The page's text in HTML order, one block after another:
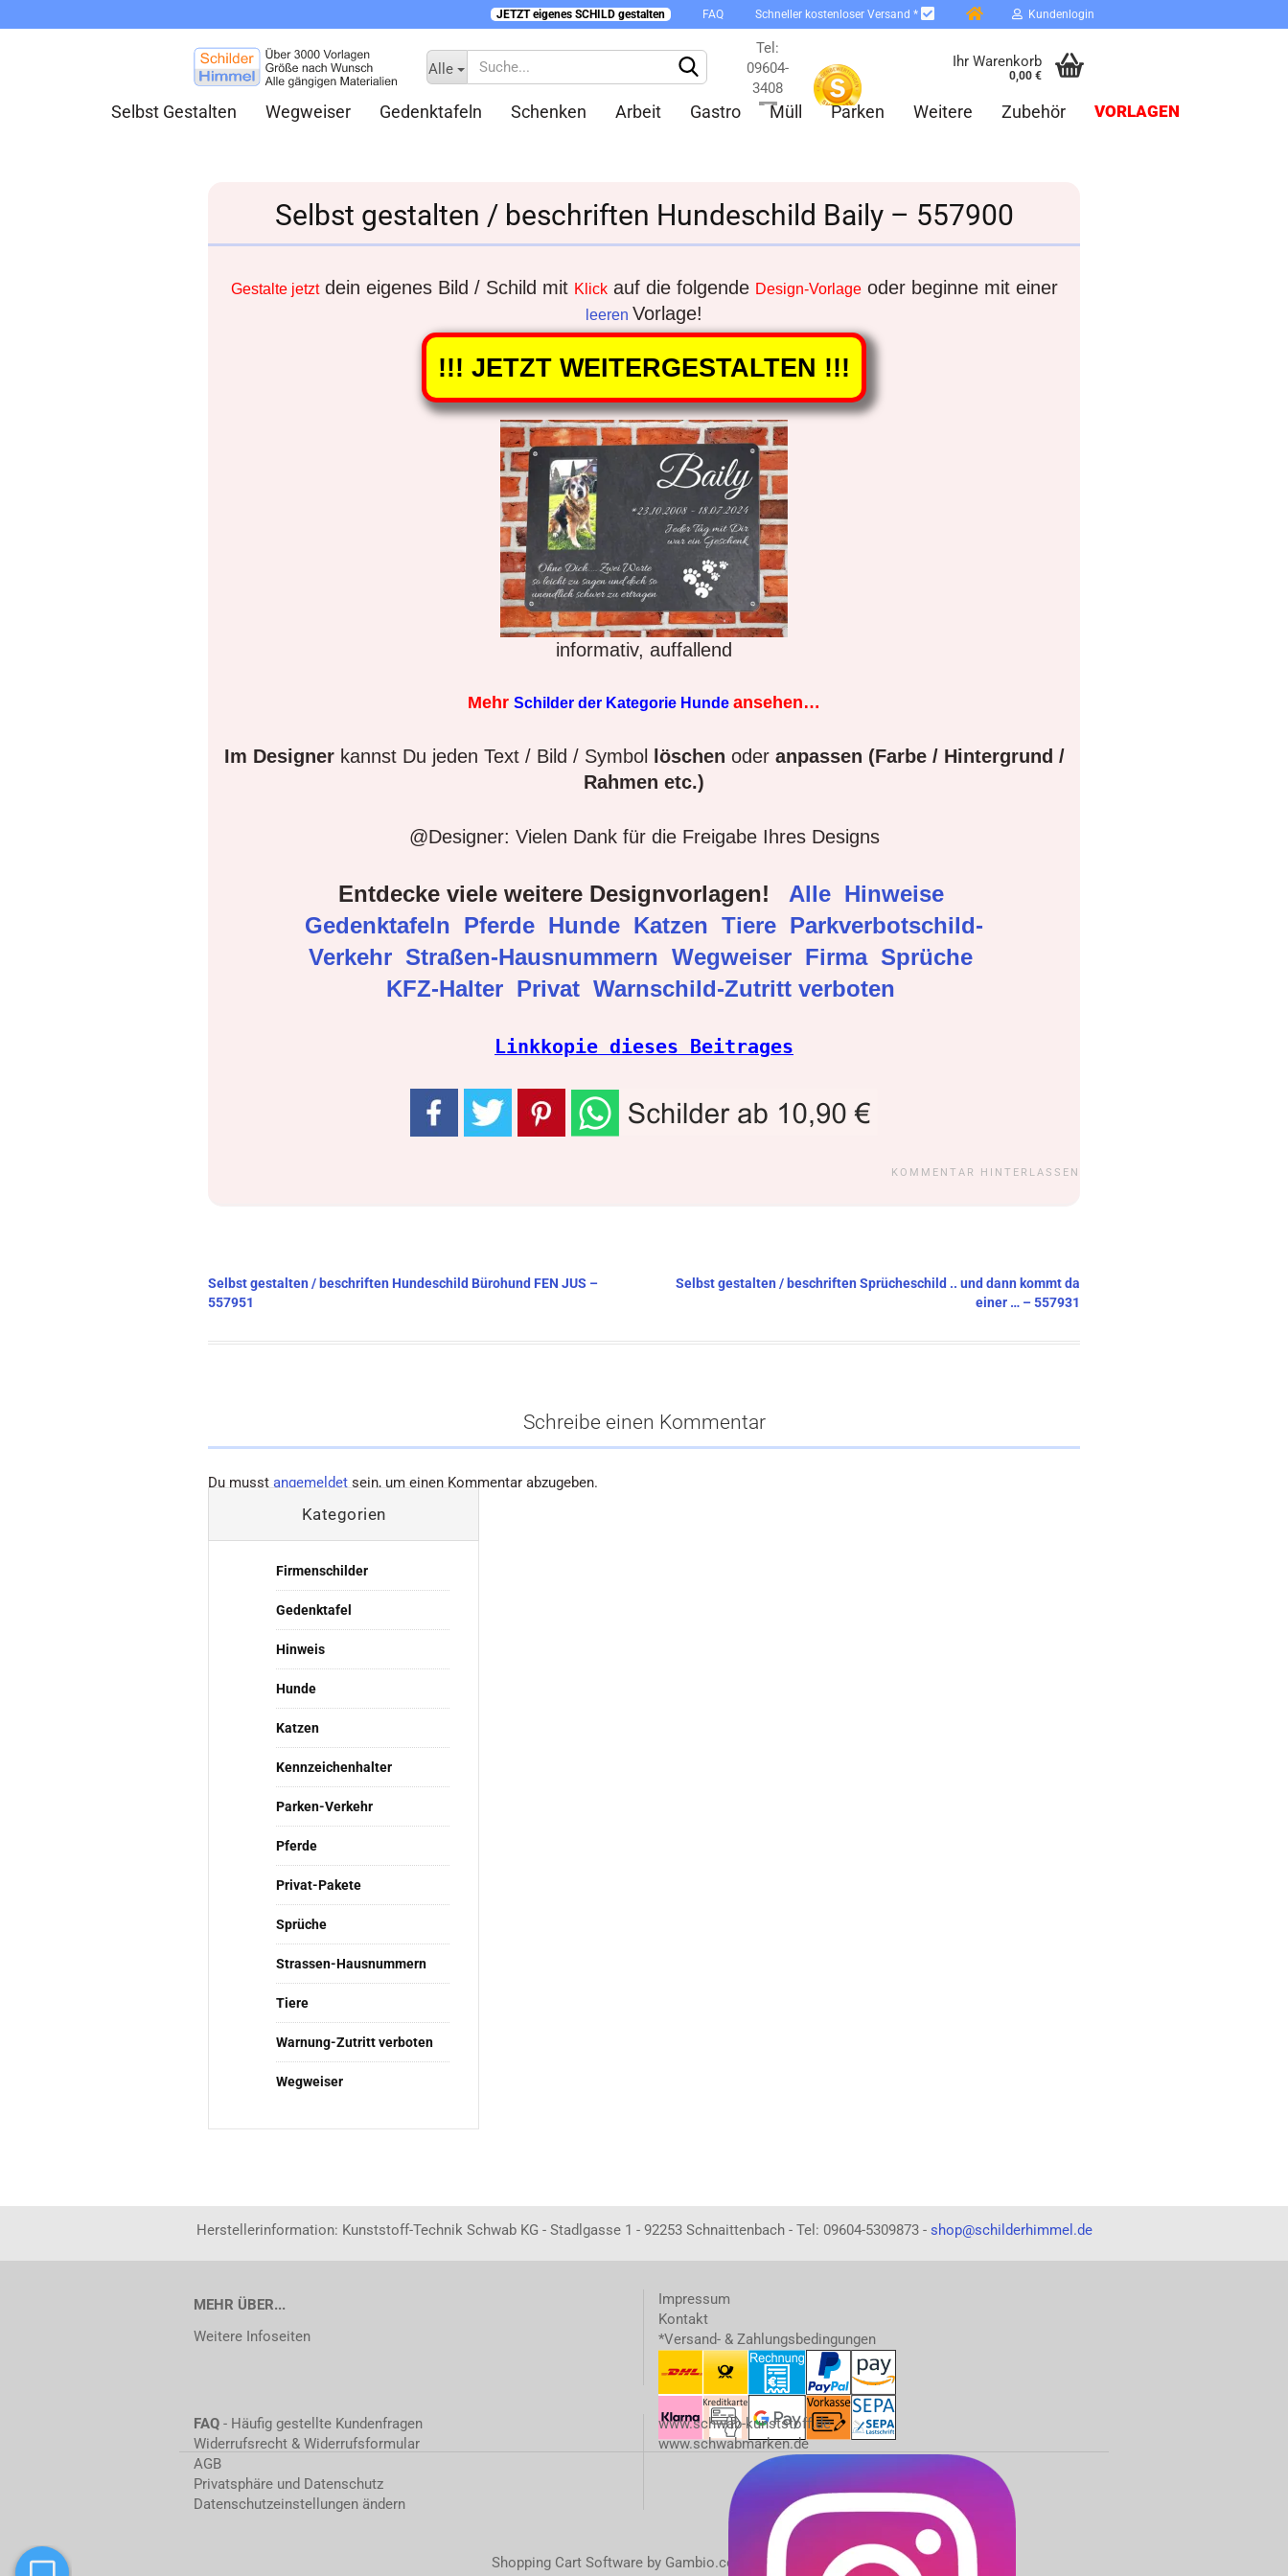
JETZT eigenes SCHILD gestalten FAQ Schneller kostenloser Versand * Kundenlogin
Konto erstellen
Alle
Tel:
09604-
3408
Ihr Warenkorb
0,00 €
Selbst Gestalten Wegweiser Gedenktafeln Schenken Arbeit Gastro Müll Parken Weitere Zubehör VORLAGEN
Selbst gestalten / beschriften Hundeschild Baily – 557900
Gestalte jetztdein eigenes Bild / Schild mit Klickauf die folgende Design-Vorlageoder beginne mit einer
leeren Vorlage!
!!! JETZT WEITERGESTALTEN !!!
informativ, auffallend
Mehr Schilder der Kategorie Hunde ansehen…
Im Designerkannst Du jeden Text / Bild / Symbol löschen oder anpassen (Farbe / Hintergrund /
Rahmen etc.)
@Designer: Vielen Dank für die Freigabe Ihres Designs
Entdecke viele weitere Designvorlagen! Alle Hinweise
Gedenktafeln
Pferde Hunde Katzen Tiere Parkverbotschild-
Verkehr Straßen-Hausnummern Wegweiser Firma Sprüche
KFZ-Halter Privat Warnschild-Zutritt verboten
Linkkopie dieses Beitrages
KOMMENTAR HINTERLASSEN
Beitragsnavigation
Selbst gestalten / beschriften Hundeschild Bürohund FEN JUS –
557951
Selbst gestalten / beschriften Sprücheschild .. und dann kommt da
einer … – 557931
Schreibe einen Kommentar
Du musst angemeldet sein, um einen Kommentar abzugeben.
Kategorien
Firmenschilder
Gedenktafel
Hinweis
Hunde
Katzen
Kennzeichenhalter
Parken-Verkehr
Pferde
Privat-Pakete
Sprüche
Strassen-Hausnummern
Tiere
Warnung-Zutritt verboten
Wegweiser
Herstellerinformation: Kunststoff-Technik Schwab KG - Stadlgasse 1 - 92253 Schnaittenbach - Tel: 09604-5309873 - shop@schilderhimmel.de
MEHR ÜBER...
Weitere Infoseiten
Impressum
Kontakt
*Versand- & Zahlungsbedingungen
FAQ - Häufig gestellte Kundenfragen
Widerrufsrecht & Widerrufsformular
AGB
Privatsphäre und Datenschutz
Datenschutzeinstellungen ändern
www.schwab-kunststoff.de
www.schwabmarken.de
Shopping Cart Softwareby Gambio.com © 2023